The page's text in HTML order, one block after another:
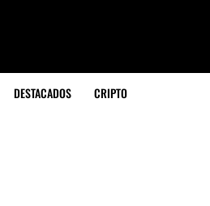
DESTACADOS CRIPTO